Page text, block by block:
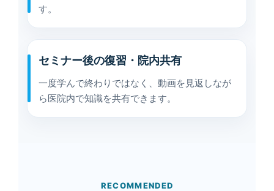
す。
セミナー後の復習・院内共有
一度学んで終わりではなく、動画を見返しなが
ら医院内で知識を共有できます。
RECOMMENDED